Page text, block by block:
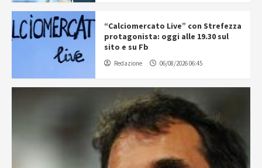
“Calciomercato Live” con Strefezza
protagonista: oggi alle 19.30 sul
sito e su Fb
Redazione 06/08/2026 06:45